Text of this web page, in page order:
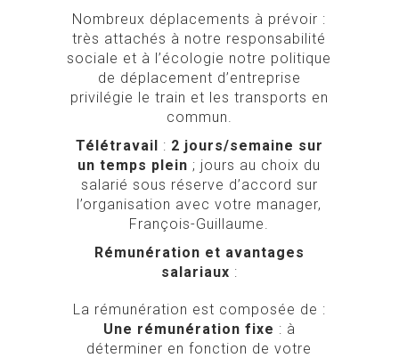
Nombreux déplacements à prévoir :
très attachés à notre responsabilité
sociale et à l’écologie notre politique
de déplacement d’entreprise
privilégie le train et les transports en
commun.
Télétravail : 2 jours/semaine sur
un temps plein ; jours au choix du
salarié sous réserve d’accord sur
l’organisation avec votre manager,
François-Guillaume.
Rémunération et avantages
salariaux :
La rémunération est composée de :
Une rémunération fixe : à
déterminer en fonction de votre